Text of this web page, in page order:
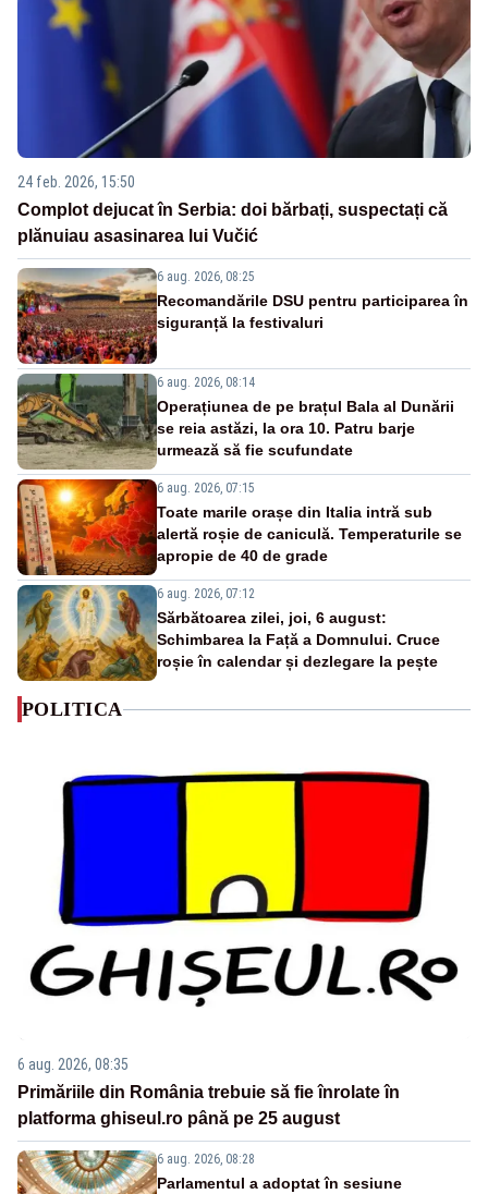
24 feb. 2026, 15:50
Complot dejucat în Serbia: doi bărbați, suspectați că
plănuiau asasinarea lui Vučić
6 aug. 2026, 08:25
Recomandările DSU pentru participarea în
siguranță la festivaluri
6 aug. 2026, 08:14
Operațiunea de pe brațul Bala al Dunării
se reia astăzi, la ora 10. Patru barje
urmează să fie scufundate
6 aug. 2026, 07:15
Toate marile orașe din Italia intră sub
alertă roșie de caniculă. Temperaturile se
apropie de 40 de grade
6 aug. 2026, 07:12
Sărbătoarea zilei, joi, 6 august:
Schimbarea la Față a Domnului. Cruce
roșie în calendar și dezlegare la pește
POLITICA
6 aug. 2026, 08:35
Primăriile din România trebuie să fie înrolate în
platforma ghiseul.ro până pe 25 august
6 aug. 2026, 08:28
Parlamentul a adoptat în sesiune